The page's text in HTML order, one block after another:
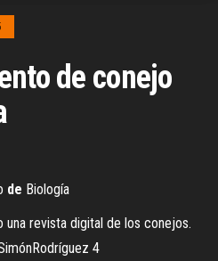
de conejo
de Biología
una revista digital de los conejos.
4